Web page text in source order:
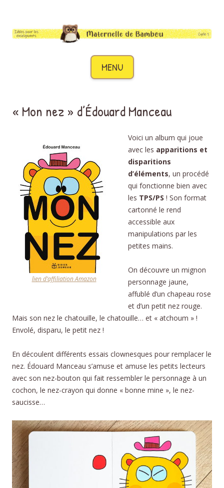
MENU
Aller au contenu
« Mon nez » d’Édouard Manceau
lien d’affiliation Amazon
Voici un album qui joue
avec les apparitions et
disparitions
d’éléments, un procédé
qui fonctionne bien avec
les TPS/PS ! Son format
cartonné le rend
accessible aux
manipulations par les
petites mains.
On découvre un mignon
personnage jaune,
affublé d’un chapeau rose
et d’un petit nez rouge.
Mais son nez le chatouille, le chatouille… et « atchoum » !
Envolé, disparu, le petit nez !
En découlent différents essais clownesques pour remplacer le
nez. Édouard Manceau s’amuse et amuse les petits lecteurs
avec son nez-bouton qui fait ressembler le personnage à un
cochon, le nez-crayon qui donne « bonne mine », le nez-
saucisse…